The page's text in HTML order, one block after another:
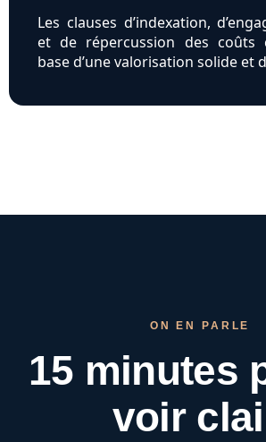
Les clauses d’indexation,
et de répercussion des coûts
base d’une valorisation solide et
ON EN PARLE
15 minutes
voir